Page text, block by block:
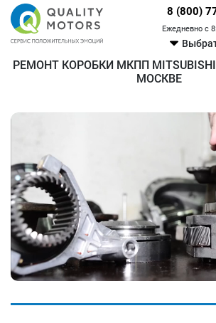
8 (800)
Ежедневно с
РЕМОНТ КОРОБКИ МКПП
МОСКВЕ